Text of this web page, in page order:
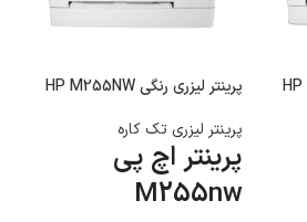
پرینتر لیزری رنگی HP M255NW
پرینتر لیزری تک کاره
پرینتر اچ پی
M255nw